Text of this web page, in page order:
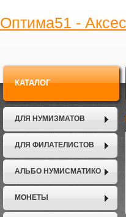
Оптима51 -
КАТАЛОГ
ДЛЯ НУМИЗМАТОВ
ДЛЯ ФИЛАТЕЛИСТОВ
АЛЬБО НУМИСМАТИКО
МОНЕТЫ